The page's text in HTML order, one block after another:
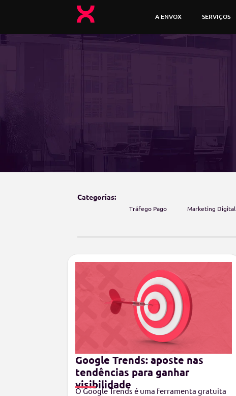
A ENVOX SERVIÇOS
Categorias:
Tráfego Pago Marketing Digital
Google Trends: aposte nas
tendências para ganhar
visibilidade
O Google Trends é uma ferramenta gratuita